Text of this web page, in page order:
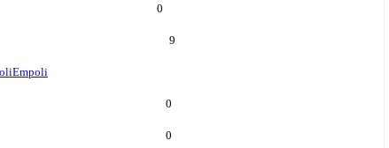
0
9
Empoli
0
0